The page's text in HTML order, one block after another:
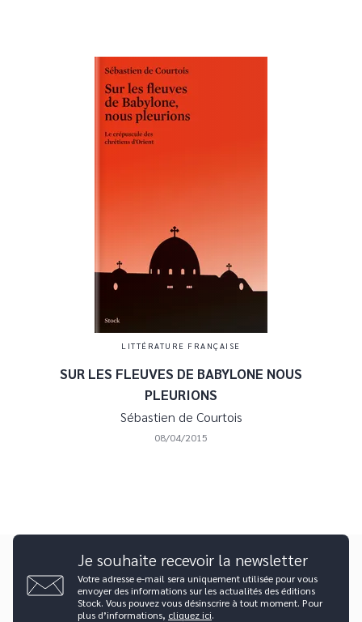
LITTÉRATURE FRANÇAISE
SUR LES FLEUVES DE BABYLONE NOUS
PLEURIONS
Sébastien de Courtois
08/04/2015
Je souhaite recevoir la newsletter
Votre adresse e-mail sera uniquement utilisée pour vous
envoyer des informations sur les actualités des éditions
Stock. Vous pouvez vous désinscrire à tout moment. Pour
plus d’informations, cliquez ici.